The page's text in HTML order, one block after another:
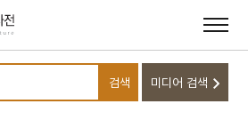
검색어를 입력하세요
검색 미디어 검색